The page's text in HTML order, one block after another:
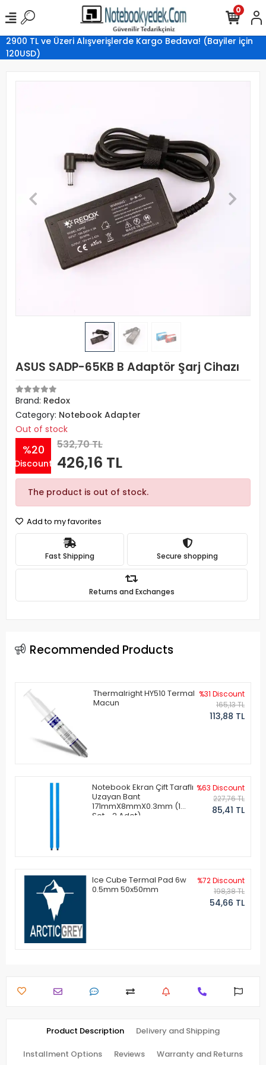
2900 TL ve Üzeri Alışverişlerde Kargo Bedava! (Bayiler için
120USD)
0
ASUS SADP-65KB B Adaptör Şarj Cihazı
Brand: Redox
Category: Notebook Adapter
Out of stock
%20
Discount
532,70 TL
426,16 TL
The product is out of stock.
Add to my favorites
Fast Shipping Secure shopping
Returns and Exchanges
Recommended Products
Thermalright HY510 Termal
Macun
%31 Discount
165,13 TL
113,88 TL
Notebook Ekran Çift Taraflı
Uzayan Bant
171mmX8mmX0.3mm (1
Set - 2 Adet)
%63 Discount
227,76 TL
85,41 TL
Ice Cube Termal Pad 6w
0.5mm 50x50mm
%72 Discount
198,38 TL
54,66 TL
Product Description Delivery and Shipping
Installment Options Reviews Warranty and Returns